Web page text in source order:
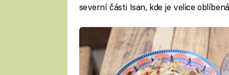
severní části Isan, kde je velice